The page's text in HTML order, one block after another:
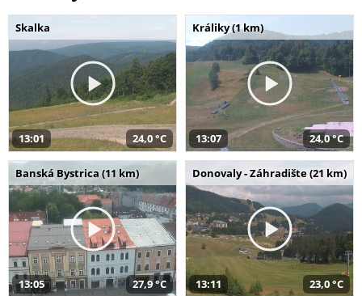
Skalka
13:01 24,0 °C
Králiky (1 km)
13:07 24,0 °C
Banská Bystrica (11 km)
13:05 27,9 °C
Donovaly - Záhradište (21 km)
13:11 23,0 °C